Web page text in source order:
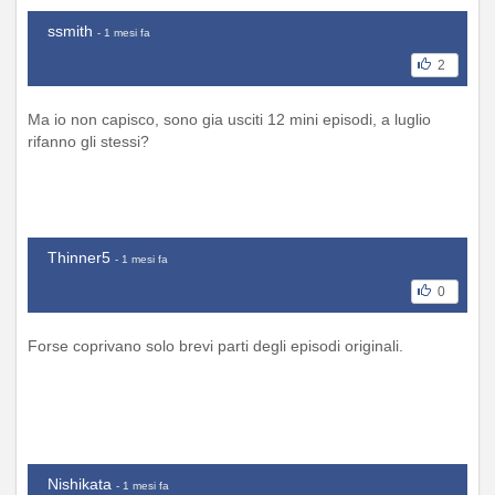
ssmith - 1 mesi fa
2
Ma io non capisco, sono gia usciti 12 mini episodi, a luglio
rifanno gli stessi?
Thinner5 - 1 mesi fa
0
Forse coprivano solo brevi parti degli episodi originali.
Nishikata - 1 mesi fa